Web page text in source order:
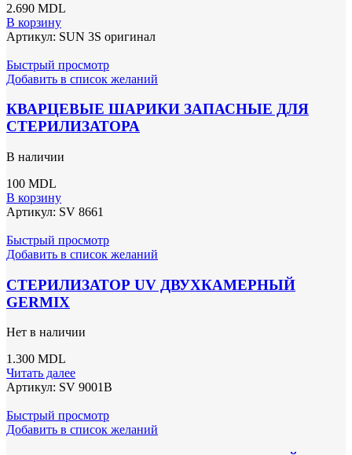
2.690 MDL
В корзину
Артикул: SUN 3S оригинал
Быстрый просмотр
Добавить в список желаний
КВАРЦЕВЫЕ ШАРИКИ ЗАПАСНЫЕ ДЛЯ
СТЕРИЛИЗАТОРА
В наличии
100 MDL
В корзину
Артикул: SV 8661
Быстрый просмотр
Добавить в список желаний
СТЕРИЛИЗАТОР UV ДВУХКАМЕРНЫЙ
GERMIX
Нет в наличии
1.300 MDL
Читать далее
Артикул: SV 9001B
Быстрый просмотр
Добавить в список желаний